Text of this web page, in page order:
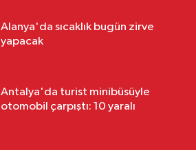
Alanya'da sıcaklık bugün zirve
yapacak
Antalya'da turist minibüsüyle
otomobil çarpıştı: 10 yaralı